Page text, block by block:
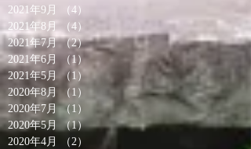
2021年9月
（4）
2021年8月
（4）
2021年7月 （2）2件の記事
2021年6月
（1）
1件の記事
2021年5月 （1） 1件の記事
2020年8月 （1）
1件の記事
2020年7月 （1）
1件の記事
2020年5月
（1）1件の記事
2020年4月
（2）